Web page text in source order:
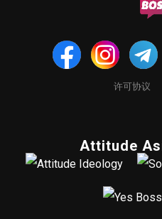
许可协议
Attitude